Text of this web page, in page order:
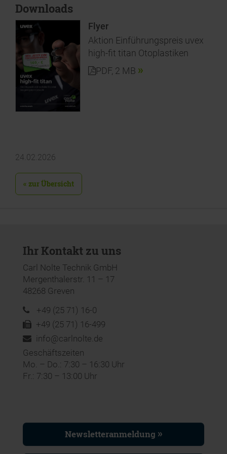
Downloads
Flyer
Aktion Einführungspreis uvex
high-fit titan Otoplastiken
PDF, 2 MB
24.02.2026
« zur Übersicht
Ihr Kontakt zu uns
Carl Nolte Technik GmbH
Mergenthalerstr. 11 – 17
48268 Greven
+49 (25 71) 16-0
+49 (25 71) 16-499
info@carlnolte.de
Geschäftszeiten
Mo. – Do.: 7:30 – 16:30 Uhr
Fr.: 7:30 – 13:00 Uhr
Newsletteranmeldung